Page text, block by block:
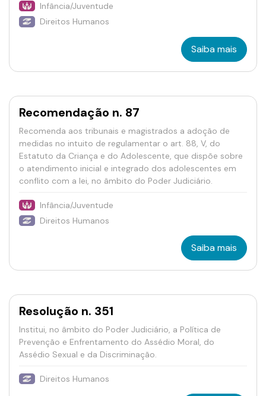
Infância/Juventude
Direitos Humanos
Saiba mais
Recomendação n. 87
Recomenda aos tribunais e magistrados a adoção de
medidas no intuito de regulamentar o art. 88, V, do
Estatuto da Criança e do Adolescente, que dispõe sobre
o atendimento inicial e integrado dos adolescentes em
conflito com a lei, no âmbito do Poder Judiciário.
Infância/Juventude
Direitos Humanos
Saiba mais
Resolução n. 351
Institui, no âmbito do Poder Judiciário, a Política de
Prevenção e Enfrentamento do Assédio Moral, do
Assédio Sexual e da Discriminação.
Direitos Humanos